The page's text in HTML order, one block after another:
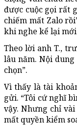
được cuộc gọi rất
chiếm mất Zalo
khi nghe kể lại
Theo lời anh T.,
lâu năm. Nội
chọn”.
Vì thấy là tài
gửi. “Tôi cứ nghĩ
vậy. Nhưng chỉ
mất quyền kiểm